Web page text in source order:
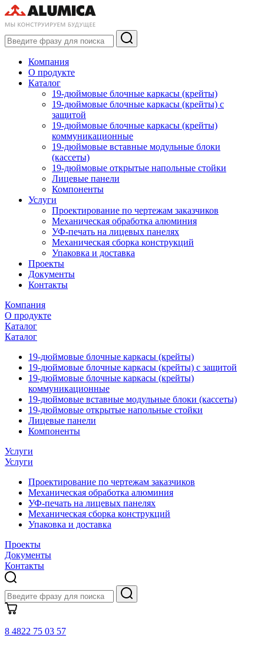
Компания
О продукте
Каталог
19-дюймовые блочные каркасы (крейты)
19-дюймовые блочные каркасы (крейты) с
защитой
19-дюймовые блочные каркасы (крейты)
коммуникационные
19-дюймовые вставные модульные блоки
(кассеты)
19-дюймовые открытые напольные стойки
Лицевые панели
Компоненты
Услуги
Проектирование по чертежам заказчиков
Механическая обработка алюминия
УФ-печать на лицевых панелях
Механическая сборка конструкций
Упаковка и доставка
Проекты
Документы
Контакты
Компания
О продукте
Каталог
Каталог
19-дюймовые блочные каркасы (крейты)
19-дюймовые блочные каркасы (крейты) с защитой
19-дюймовые блочные каркасы (крейты)
коммуникационные
19-дюймовые вставные модульные блоки (кассеты)
19-дюймовые открытые напольные стойки
Лицевые панели
Компоненты
Услуги
Услуги
Проектирование по чертежам заказчиков
Механическая обработка алюминия
УФ-печать на лицевых панелях
Механическая сборка конструкций
Упаковка и доставка
Проекты
Документы
Контакты
8 4822 75 03 57